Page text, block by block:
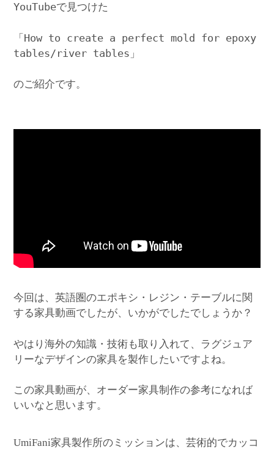
YouTubeで見つけた
「How to create a perfect mold for epoxy
tables/river tables」
のご紹介です。
今回は、英語圏のエポキシ・レジン・テーブルに関
する家具動画でしたが、いかがでしたでしょうか？
やはり海外の知識・技術も取り入れて、ラグジュア
リーなデザインの家具を製作したいですよね。
この家具動画が、オーダー家具制作の参考になれば
いいなと思います。
UmiFani家具製作所のミッションは、芸術的でカッコ